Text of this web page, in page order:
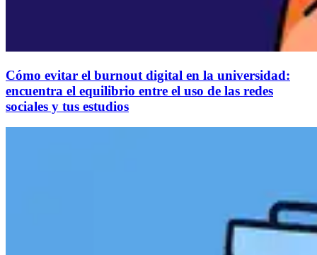
Cómo evitar el burnout digital en la universidad:
encuentra el equilibrio entre el uso de las redes
sociales y tus estudios